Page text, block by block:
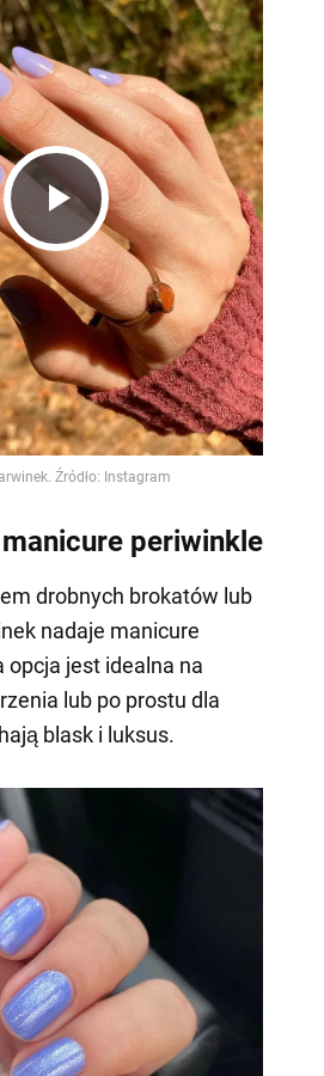
Play
Video
manicure periwinkle
drobnych brokatów lub
nadaje manicure
opcja jest idealna na
lub po prostu dla
blask i luksus.